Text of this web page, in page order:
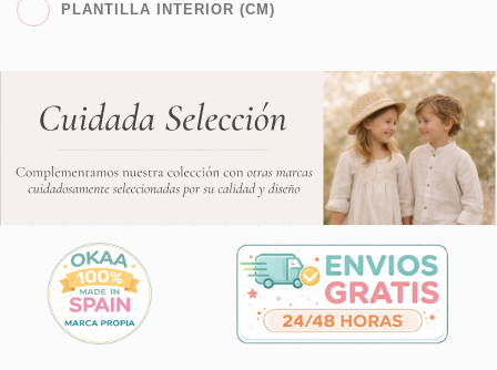
PLANTILLA INTERIOR (CM)